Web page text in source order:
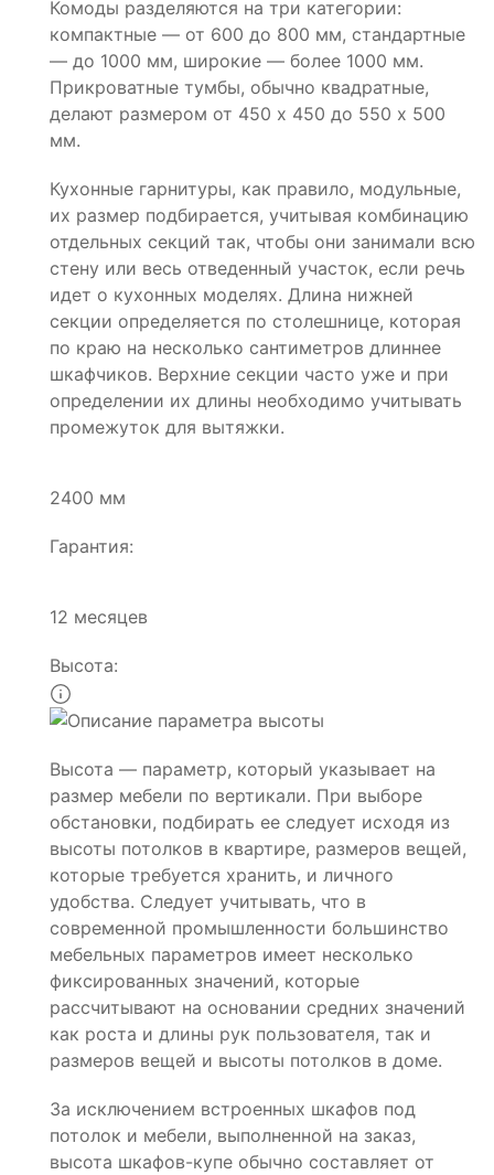
Комоды разделяются на три категории:
компактные — от 600 до 800 мм, стандартные
— до 1000 мм, широкие — более 1000 мм.
Прикроватные тумбы, обычно квадратные,
делают размером от 450 х 450 до 550 х 500
мм.
Кухонные гарнитуры, как правило, модульные,
их размер подбирается, учитывая комбинацию
отдельных секций так, чтобы они занимали всю
стену или весь отведенный участок, если речь
идет о кухонных моделях. Длина нижней
секции определяется по столешнице, которая
по краю на несколько сантиметров длиннее
шкафчиков. Верхние секции часто уже и при
определении их длины необходимо учитывать
промежуток для вытяжки.
2400 мм
Гарантия:
12 месяцев
Высота:
Высота — параметр, который указывает на
размер мебели по вертикали. При выборе
обстановки, подбирать ее следует исходя из
высоты потолков в квартире, размеров вещей,
которые требуется хранить, и личного
удобства. Следует учитывать, что в
современной промышленности большинство
мебельных параметров имеет несколько
фиксированных значений, которые
рассчитывают на основании средних значений
как роста и длины рук пользователя, так и
размеров вещей и высоты потолков в доме.
За исключением встроенных шкафов под
потолок и мебели, выполненной на заказ,
высота шкафов-купе обычно составляет от